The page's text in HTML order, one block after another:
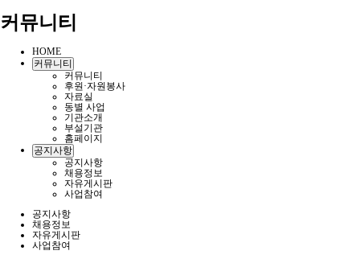
커뮤니티
HOME
커뮤니티
커뮤니티
후원·자원봉사
자료실
동별 사업
기관소개
부설기관
홈페이지
공지사항
공지사항
채용정보
자유게시판
사업참여
공지사항
채용정보
자유게시판
사업참여